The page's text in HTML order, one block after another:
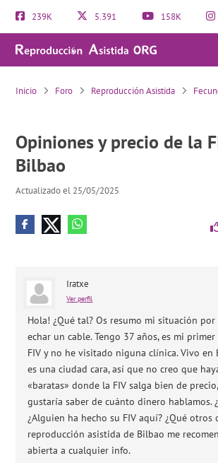
239K 5.391 158K
Opiniones y precio de la FIV en Bilbao
Inicio Foro Reproducción Asistida
Opiniones y precio de la
Bilbao
Actualizado el 25/05/2025
Iratxe
Ver perfil
Hola! ¿Qué tal? Os resumo mi situación
echar un cable. Tengo 37 años, es mi
FIV y no he visitado niguna clínica. Vivo en
es una ciudad cara, así que no creo que
«baratas» donde la FIV salga bien de
gustaría saber de cuánto dinero hablamos.
¿Alguien ha hecho su FIV aquí? ¿Qué otros
reproducción asistida de Bilbao me
abierta a cualquier info.